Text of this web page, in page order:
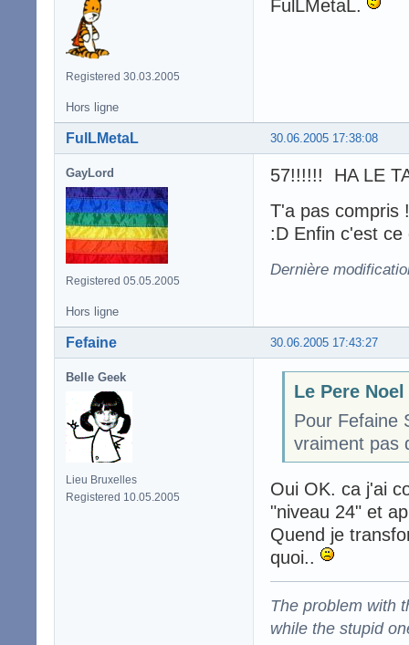
Registered 30.03.2005
FulLMetaL.
Hors ligne
30.06.2005 17:38:08
FulLMetaL
GayLord
Registered 05.05.2005
57!!!!!! HA LE
T'a pas compris
:D Enfin c'est
Dernière
Hors ligne
30.06.2005 17:43:27
Fefaine
Belle Geek
Lieu Bruxelles
Registered 10.05.2005
Le Pere
Pour Fefaine
vraiment pas
Oui OK. ca j'ai
"niveau 24" et
Quend je
quoi..
The problem with
while the stupid